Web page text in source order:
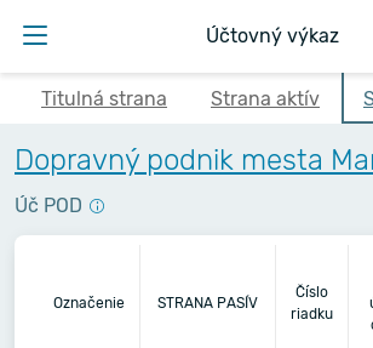
Účtovný výkaz
Titulná strana Strana aktív
Dopravný podnik mesta
Úč POD
Označenie STRANA PASÍV
Číslo
riadku